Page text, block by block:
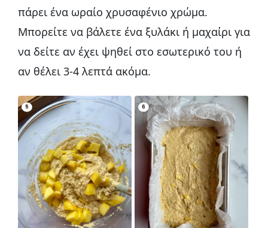
πάρει ένα ωραίο χρυσαφένιο χρώμα.
Μπορείτε να βάλετε ένα ξυλάκι ή μαχαίρι για
να δείτε αν έχει ψηθεί στο εσωτερικό του ή
αν θέλει 3-4 λεπτά ακόμα.